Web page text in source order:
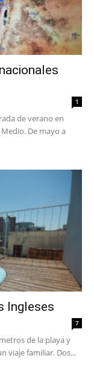
1
de verano en
De mayo a
Ingleses
7
de la playa y
viaje familiar. Dos...